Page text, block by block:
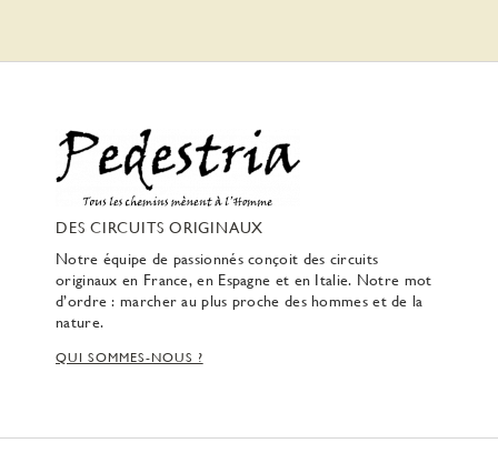
DES CIRCUITS ORIGINAUX
Notre équipe de passionnés conçoit des circuits
originaux en France, en Espagne et en Italie. Notre mot
d’ordre : marcher au plus proche des hommes et de la
nature.
QUI SOMMES-NOUS ?